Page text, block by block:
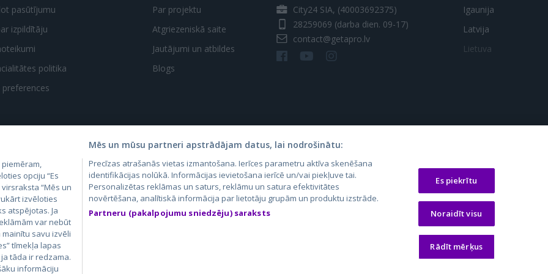
pasūtījumu
izpildītāju
politika
preferences
Par projektu
Atgriezeniskā saite
Jautājumi un atbildes
Blogs
City24 SIA, (40003692375)
28259069 (darba dien. 09-17)
contact@getapro.lv
Igaunija
Latvija
Lietuva
GetaPro.lv
GetaPro.ee
Skelbiu.lt
Autoplius.lt
Aruodas.lt
CVbankas.lt
Kainos.lt
Paslaugos.lt
auto24.ee
KV.ee
Osta.ee
KuldneBörs.ee
opciju “Es
“Mēs un
izvēloties
atspējotas. Ja
var nebūt
savu izvēli
tīmekļa lapas
tāda ir redzama.
informāciju
Mēs un mūsu partneri apstrādājam datus, lai nodrošinātu:
Precīzas atrašanās vietas izmantošana. Ierīces parametru aktīva skenēšana
identifikācijas nolūkā. Informācijas ievietošana ierīcē un/vai piekļuve tai.
Personalizētas reklāmas un saturs, reklāmu un satura efektivitātes
novērtēšana, analītiskā informācija par lietotāju grupām un produktu izstrāde.
Partneru (pakalpojumu sniedzēju) saraksts
Es piekrītu
Noraidīt visu
Rādīt mērķus